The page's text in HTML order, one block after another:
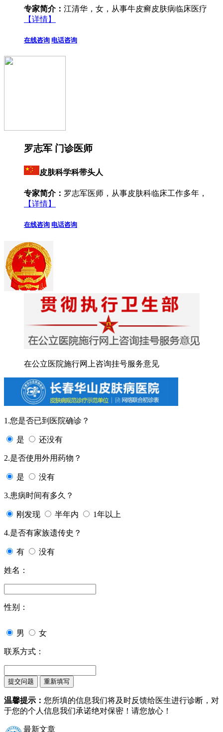
专家简介： 江清华，女，从事牛皮癣皮肤病临床医疗
【详情】
在线咨询 电话咨询
罗志军 门诊医师
皮肤科学科带头人
专家简介： 罗志军医师，从事皮肤科临床工作多年，
【详情】
在线咨询 电话咨询
在公立医院施行网上咨询挂号服务意见
1.您是否已到医院确诊？
是 还没有
2.是否使用外用药物？
是 没有
3.患病时间有多久？
刚发现 半年内 1年以上
4.是否有家族遗传史？
有 没有
姓名：
性别：
男 女
联系方式：
温馨提示： 您所填的信息我们将及时反馈给医生进行诊断，对
于您的个人信息我们承诺绝对保密！请您放心！
最新文章